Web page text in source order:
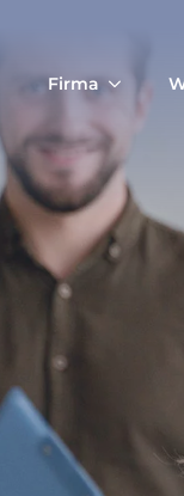
Firma